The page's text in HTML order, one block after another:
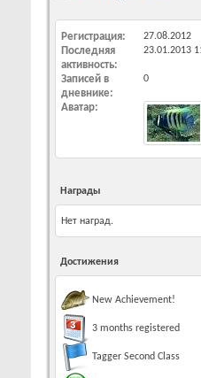
Регистрация 27.08.2012
Последняя
активность
23.01.2013
Записей в
дневнике
0
Аватар
Награды
Нет наград.
Достижения
New Achievement!
3 months registered
Tagger Second Class